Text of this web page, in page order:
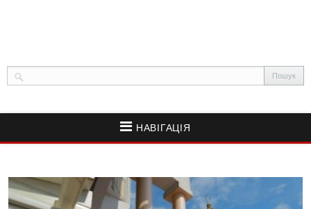
НАВІГАЦІЯ